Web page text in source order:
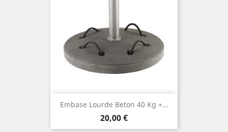
Embase Lourde Beton 40 Kg +...
Prix
20,00 €